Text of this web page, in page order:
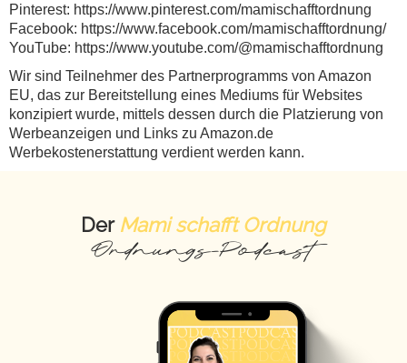
Pinterest: https://www.pinterest.com/mamischafftordnung
Facebook: https://www.facebook.com/mamischafftordnung/
YouTube: https://www.youtube.com/@mamischafftordnung
Wir sind Teilnehmer des Partnerprogramms von Amazon
EU, das zur Bereitstellung eines Mediums für Websites
konzipiert wurde, mittels dessen durch die Platzierung von
Werbeanzeigen und Links zu Amazon.de
Werbekostenerstattung verdient werden kann.
Der Mami schafft Ordnung
Ordnungs-Podcast